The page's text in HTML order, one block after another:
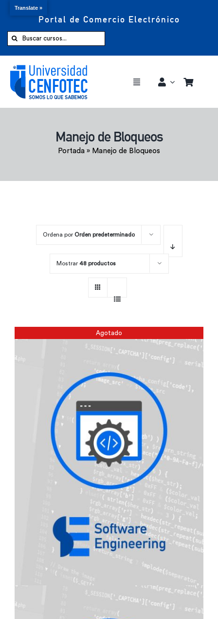
Portal de Comercio Electrónico
Buscar:
Toggle
Comprar ahora
Manejo de Bloqueos
Portada » Manejo de Bloqueos
Ordena por Orden predeterminado
Mostrar 48 productos
Agotado
Translate »